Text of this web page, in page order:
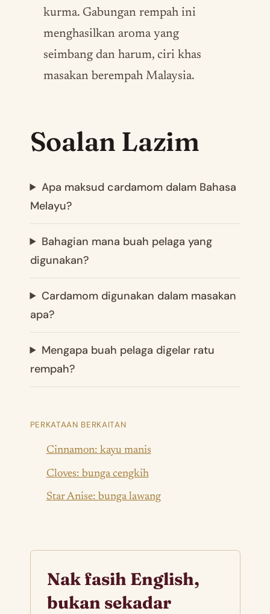
kurma. Gabungan rempah ini
menghasilkan aroma yang
seimbang dan harum, ciri khas
masakan berempah Malaysia.
Soalan Lazim
Apa maksud cardamom dalam Bahasa
Melayu?
Bahagian mana buah pelaga yang
digunakan?
Cardamom digunakan dalam masakan
apa?
Mengapa buah pelaga digelar ratu
rempah?
PERKATAAN BERKAITAN
Cinnamon: kayu manis
Cloves: bunga cengkih
Star Anise: bunga lawang
Nak fasih English,
bukan sekadar